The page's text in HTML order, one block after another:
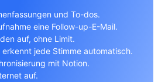
und To-dos.
eine Follow-up-E-Mail.
auf, ohne Limit.
jede Stimme automatisch.
mit Notion.
auf.